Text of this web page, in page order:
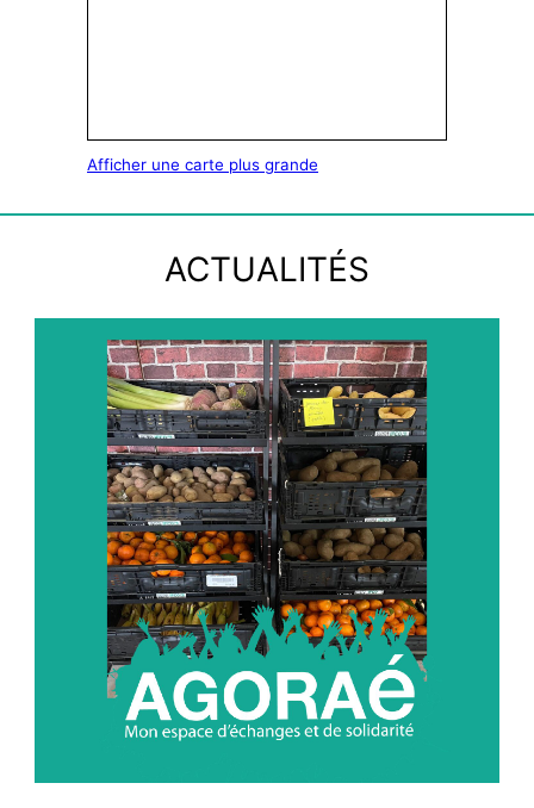
Afficher une carte plus grande
ACTUALITÉS